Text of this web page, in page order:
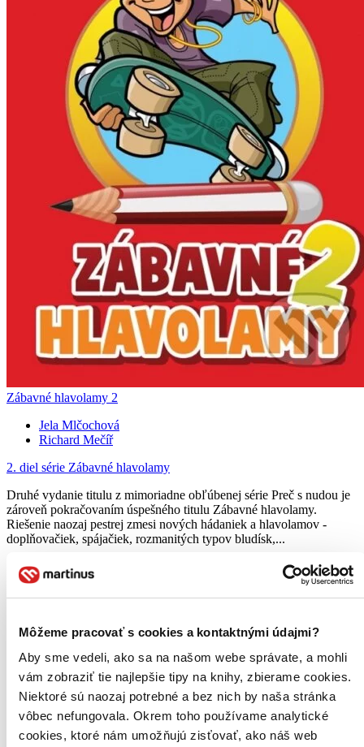
Môžeme pracovať s cookies a kontaktnými údajmi?
Aby sme vedeli, ako sa na našom webe správate, a mohli
vám zobraziť tie najlepšie tipy na knihy, zbierame cookies.
Niektoré sú naozaj potrebné a bez nich by naša stránka
vôbec nefungovala. Okrem toho používame analytické
cookies, ktoré nám umožňujú zisťovať, ako náš web
Zábavné hlavolamy 2
Jela Mlčochová
Richard Mečíř
2. diel série Zábavné hlavolamy
Druhé vydanie titulu z mimoriadne obľúbenej série Preč s nudou je
zároveň pokračovaním úspešného titulu Zábavné hlavolamy.
Riešenie naozaj pestrej zmesi nových hádaniek a hlavolamov -
doplňovačiek, spájačiek, rozmanitých typov bludísk,...
Knihabrožovaná väzba
5,60 €
Na sklade 3 ks
posledné kusy. Ak ju chcete mať rýchlo, ponáhľajte sa!
Dodanie ďalších môže trvať dlhšie, zvyčajne do štyroch dní.
Pridať do zoznamu
Vložiť do košíka